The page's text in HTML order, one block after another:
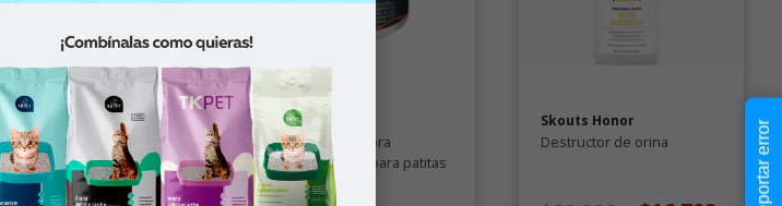
Traper
Shampoo espuma seca
perro (170 cc)
Cunatex
Crema reparadora
antimicrobiana para patitas
y narices
Skouts Honor
Destructor de orina Reportar error